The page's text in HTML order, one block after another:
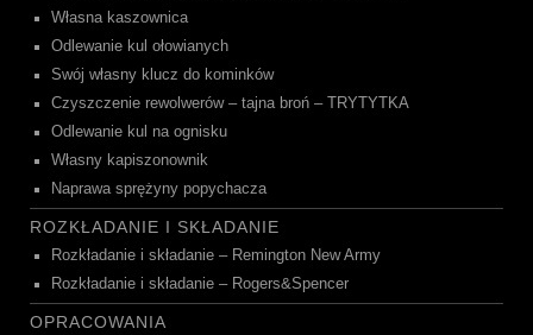
Własna kaszownica
Odlewanie kul ołowianych
Swój własny klucz do kominków
Czyszczenie rewolwerów – tajna broń – TRYTYTKA
Odlewanie kul na ognisku
Własny kapiszonownik
Naprawa sprężyny popychacza
ROZKŁADANIE I SKŁADANIE
Rozkładanie i składanie – Remington New Army
Rozkładanie i składanie – Rogers&Spencer
OPRACOWANIA